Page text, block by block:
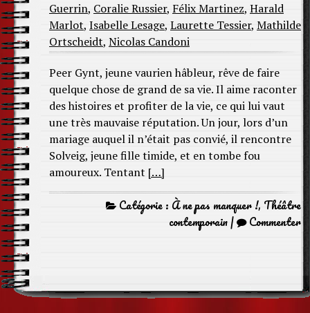
Guerrin, Coralie Russier, Félix Martinez, Harald
Marlot, Isabelle Lesage, Laurette Tessier, Mathilde
Ortscheidt, Nicolas Candoni
Peer Gynt, jeune vaurien hâbleur, rêve de faire
quelque chose de grand de sa vie. Il aime raconter
des histoires et profiter de la vie, ce qui lui vaut
une très mauvaise réputation. Un jour, lors d’un
mariage auquel il n’était pas convié, il rencontre
Solveig, jeune fille timide, et en tombe fou
amoureux. Tentant […]
Catégorie : À ne pas manquer !, Théâtre
contemporain| Commenter